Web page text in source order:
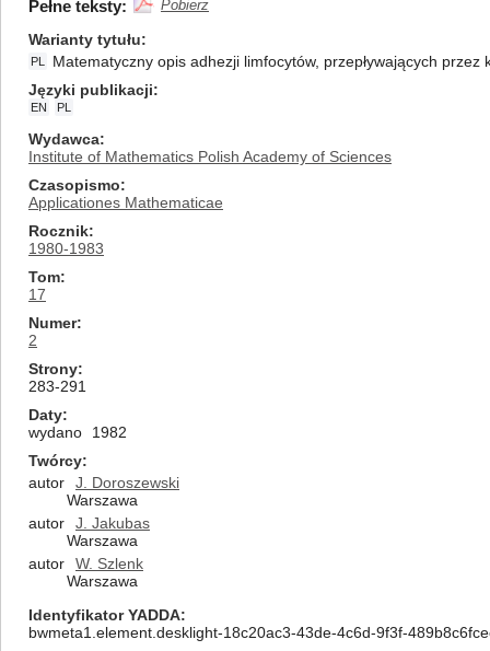
Pełne teksty: Pobierz
Warianty tytułu
PL
Matematyczny opis adhezji limfocytów, przepływających przez
Języki publikacji
EN PL
Wydawca
Institute of Mathematics Polish Academy of Sciences
Czasopismo
Applicationes Mathematicae
Rocznik
1980-1983
Tom
17
Numer
2
Strony
283-291
Daty
wydano
1982
Twórcy
autor
J. Doroszewski
Warszawa
autor
J. Jakubas
Warszawa
autor
W. Szlenk
Warszawa
Identyfikator YADDA
bwmeta1.element.desklight-18c20ac3-43de-4c6d-9f3f-